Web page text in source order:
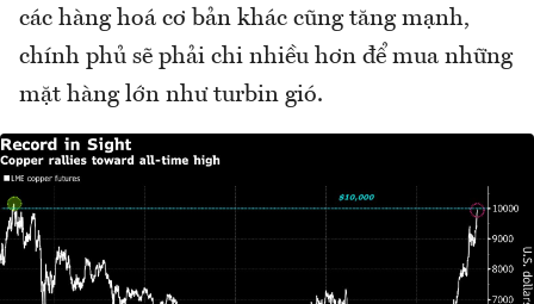
các hàng hoá cơ bản khác cũng tăng mạnh,
chính phủ sẽ phải chi nhiều hơn để mua những
mặt hàng lớn như turbin gió.